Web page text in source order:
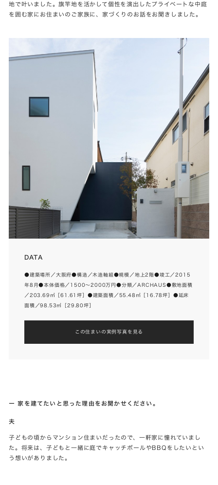
地で叶いました。旗竿地を活かして個性を演出したプライベートな中庭
を囲む家にお住まいのご家族に、家づくりのお話をお聞きしました。
DATA
●建築場所／大阪府●構造／木造軸組●規模／地上2階●竣工／2015
年8月●本体価格／1500～2000万円●分類／ARCHAUS●敷地面積
／203.69㎡［61.61坪］●建築面積／55.48㎡［16.78坪］●延床
面積／98.53㎡［29.80坪］
この住まいの実例写真を見る
ー 家を建てたいと思った理由をお聞かせください。
夫
子どもの頃からマンション住まいだったので、一軒家に憧れていまし
た。将来は、子どもと一緒に庭でキャッチボールやBBQをしたいとい
う想いがありました。